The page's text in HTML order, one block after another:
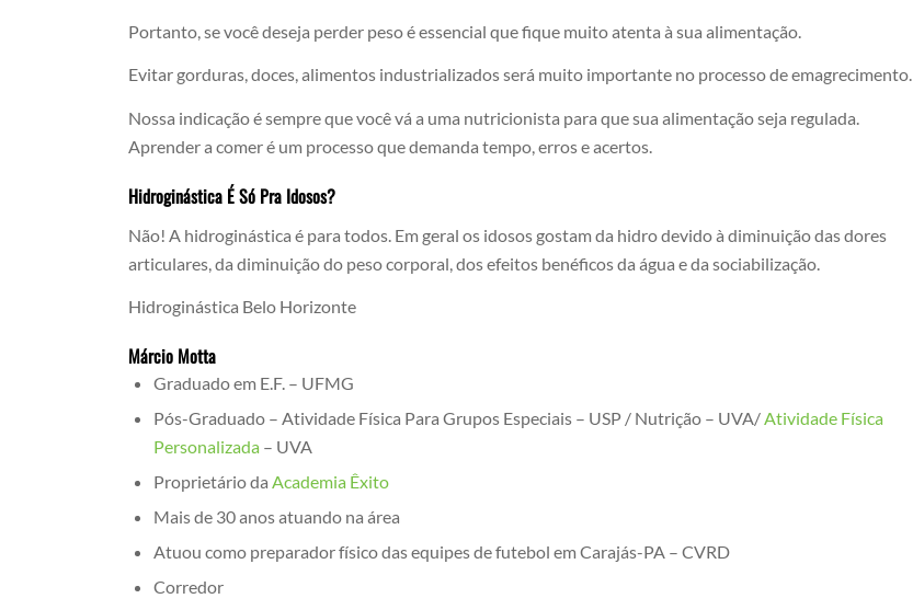
Portanto, se você deseja perder peso é essencial que fique muito atenta à sua alimentação.
Evitar gorduras, doces, alimentos industrializados será muito importante no processo de emagrecimento.
Nossa indicação é sempre que você vá a uma nutricionista para que sua alimentação seja regulada.
Aprender a comer é um processo que demanda tempo, erros e acertos.
Hidroginástica É Só Pra Idosos?
Não! A hidroginástica é para todos. Em geral os idosos gostam da hidro devido à diminuição das dores
articulares, da diminuição do peso corporal, dos efeitos benéficos da água e da sociabilização.
Hidroginástica Belo Horizonte
Márcio Motta
Graduado em E.F. – UFMG
Pós-Graduado – Atividade Física Para Grupos Especiais – USP / Nutrição – UVA/Atividade Física
Personalizada – UVA
Proprietário daAcademia Êxito
Mais de 30 anos atuando na área
Atuou como preparador físico das equipes de futebol em Carajás-PA – CVRD
Corredor